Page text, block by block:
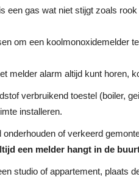
een gas wat niet stijgt zoals rook
om een koolmonoxidemelder
melder alarm altijd kunt horen,
verbruikend toestel (boiler,
installeren.
onderhouden of verkeerd
een melder hangt in de
studio of appartement, plaats